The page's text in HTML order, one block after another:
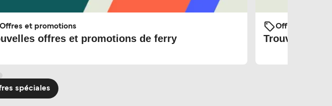
Offres et promotions
offres et promotions de ferry
Offres et
Trouvez les
spéciales